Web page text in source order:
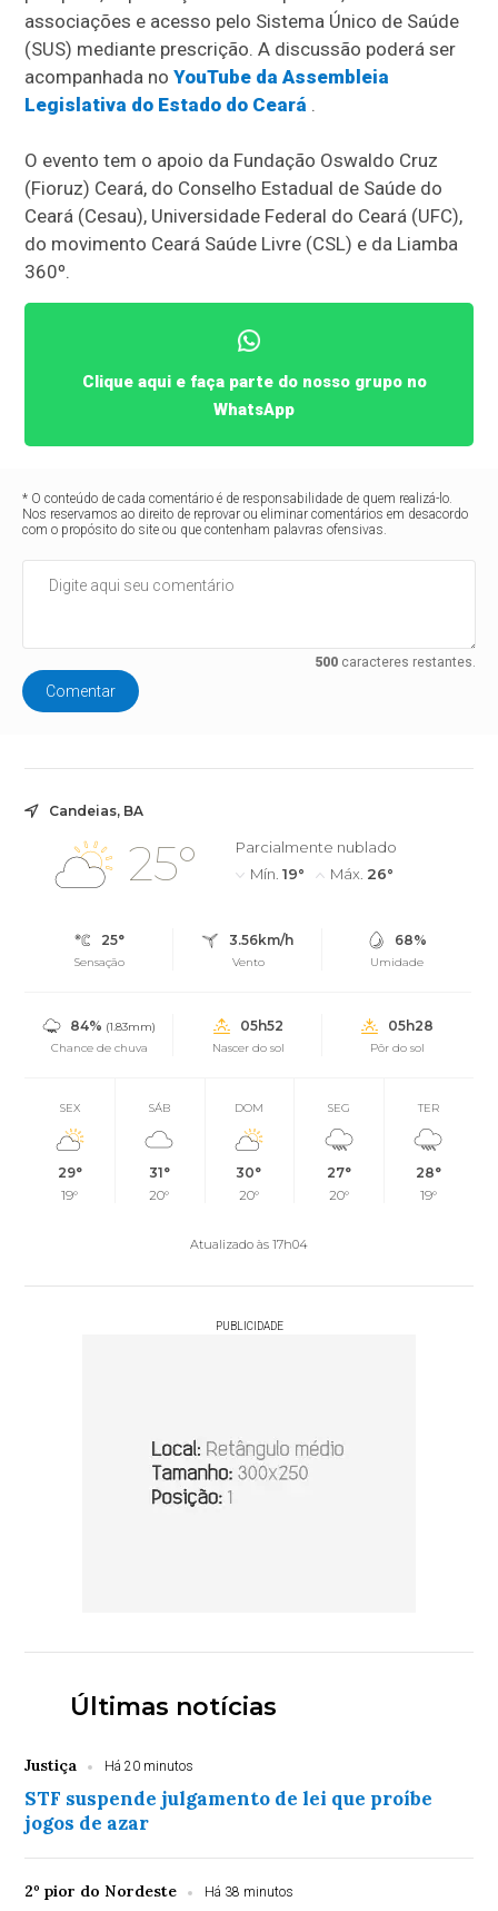
associações e acesso pelo Sistema Único de Saúde
(SUS) mediante prescrição. A discussão poderá ser
acompanhada noYouTube da Assembleia
Legislativa do Estado do Ceará .
O evento tem o apoio da Fundação Oswaldo Cruz
(Fioruz) Ceará, do Conselho Estadual de Saúde do
Ceará (Cesau), Universidade Federal do Ceará (UFC),
do movimento Ceará Saúde Livre (CSL) e da Liamba
360º.
Clique aqui e faça parte do nosso grupo no
WhatsApp
* O conteúdo de cada comentário é de responsabilidade de quem realizá-lo.
Nos reservamos ao direito de reprovar ou eliminar comentários em desacordo
com o propósito do site ou que contenham palavras ofensivas.
500caracteres restantes.
Comentar
Candeias, BA
25°
Parcialmente nublado
Mín. 19° Máx. 26°
25°
Sensação
3.56km/h
Vento
68%
Umidade
84% (1.83mm)
Chance de chuva
05h52
Nascer do sol
05h28
Pôr do sol
SEX
29°
19°
SÁB
31°
20°
DOM
30°
20°
SEG
27°
20°
TER
28°
19°
Atualizado às 17h04
PUBLICIDADE
Últimas notícias
Justiça Há 20 minutos
STF suspende julgamento de lei que proíbe
jogos de azar
2º pior do Nordeste Há 38 minutos